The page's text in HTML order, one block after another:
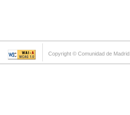
Copyright © Comunidad de Madrid.